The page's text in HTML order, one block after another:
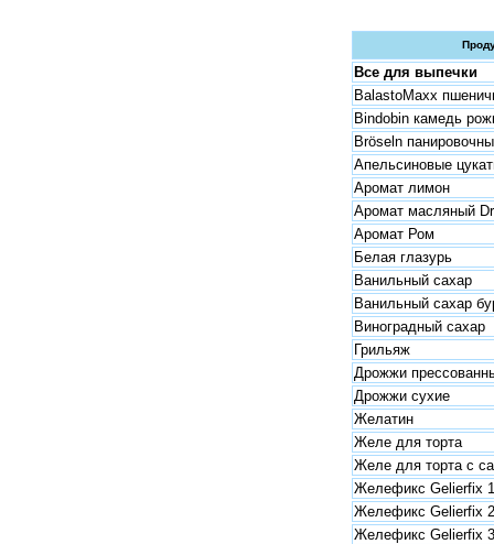
Все для выпечки
BalastoMaxx
Bindobin камедь
Bröseln
Апельсиновые
Аромат лимон
Аромат масляный
Аромат Ром
Белая глазурь
Ванильный сахар
Ванильный сахар
Виноградный сахар
Грильяж
Дрожжи
Дрожжи сухие
Желатин
Желе для торта
Желе для торта с
Желефикс Gelierfix
Желефикс Gelierfix
Желефикс Gelierfix